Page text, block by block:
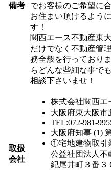
備考
でお客様のご希望に
お住まい頂けるよう
す！
関西エース不動産東
だけでなく不動産管
務全般を行っており
らどんな些細な事で
相談下さいませ！
取扱
会社
株式会社関西エ
大阪府東大阪市
TEL:072-981-
大阪府知事 (1)
①宅地建物取引
公益社団法人
紀尾井町３番